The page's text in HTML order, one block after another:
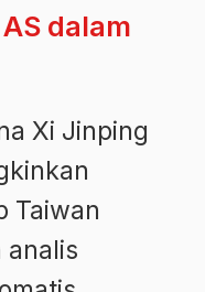
dalam
Xi Jinping
Taiwan
analis